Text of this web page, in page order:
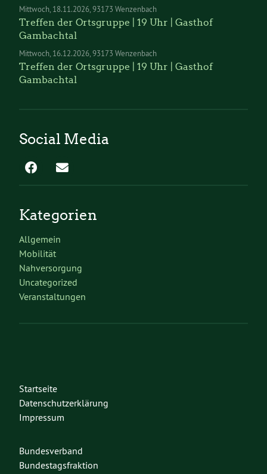
Mittwoch 18.11.2026 93173 Wenzenbach
Treffen der Ortsgruppe | 19 Uhr | Gasthof
Gambachtal
Mittwoch 16.12.2026 93173 Wenzenbach
Treffen der Ortsgruppe | 19 Uhr | Gasthof
Gambachtal
Social Media
Kategorien
Allgemein
Mobilität
Nahversorgung
Uncategorized
Veranstaltungen
Startseite
Datenschutzerklärung
Impressum
Bundesverband
Bundestagsfraktion